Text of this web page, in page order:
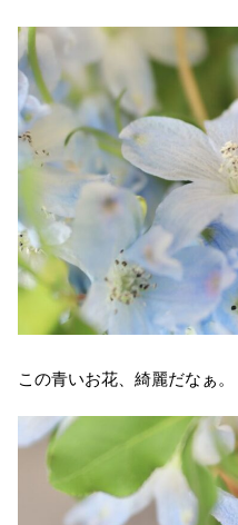
この青いお花、綺麗だなぁ。